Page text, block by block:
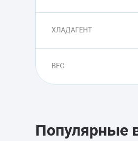
ХЛАДАГЕНТ
ВЕС
Популярные